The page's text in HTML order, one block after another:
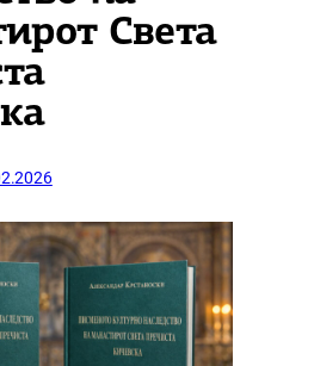
Света